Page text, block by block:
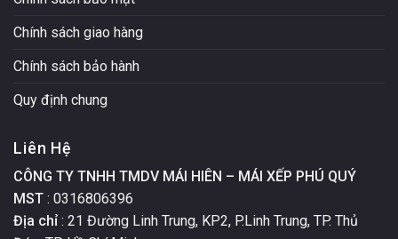
Chính sách giao hàng
Chính sách bảo hành
Quy định chung
Liên Hệ
CÔNG TY TNHH TMDV MÁI HIÊN – MÁI XẾP PHÚ QUÝ
MST : 0316806396
Địa chỉ : 21 Đường Linh Trung, KP2, P.Linh Trung, TP. Thủ